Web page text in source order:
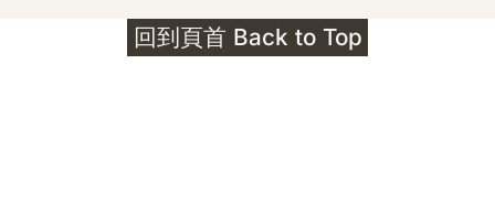
回到頁首 Back to Top